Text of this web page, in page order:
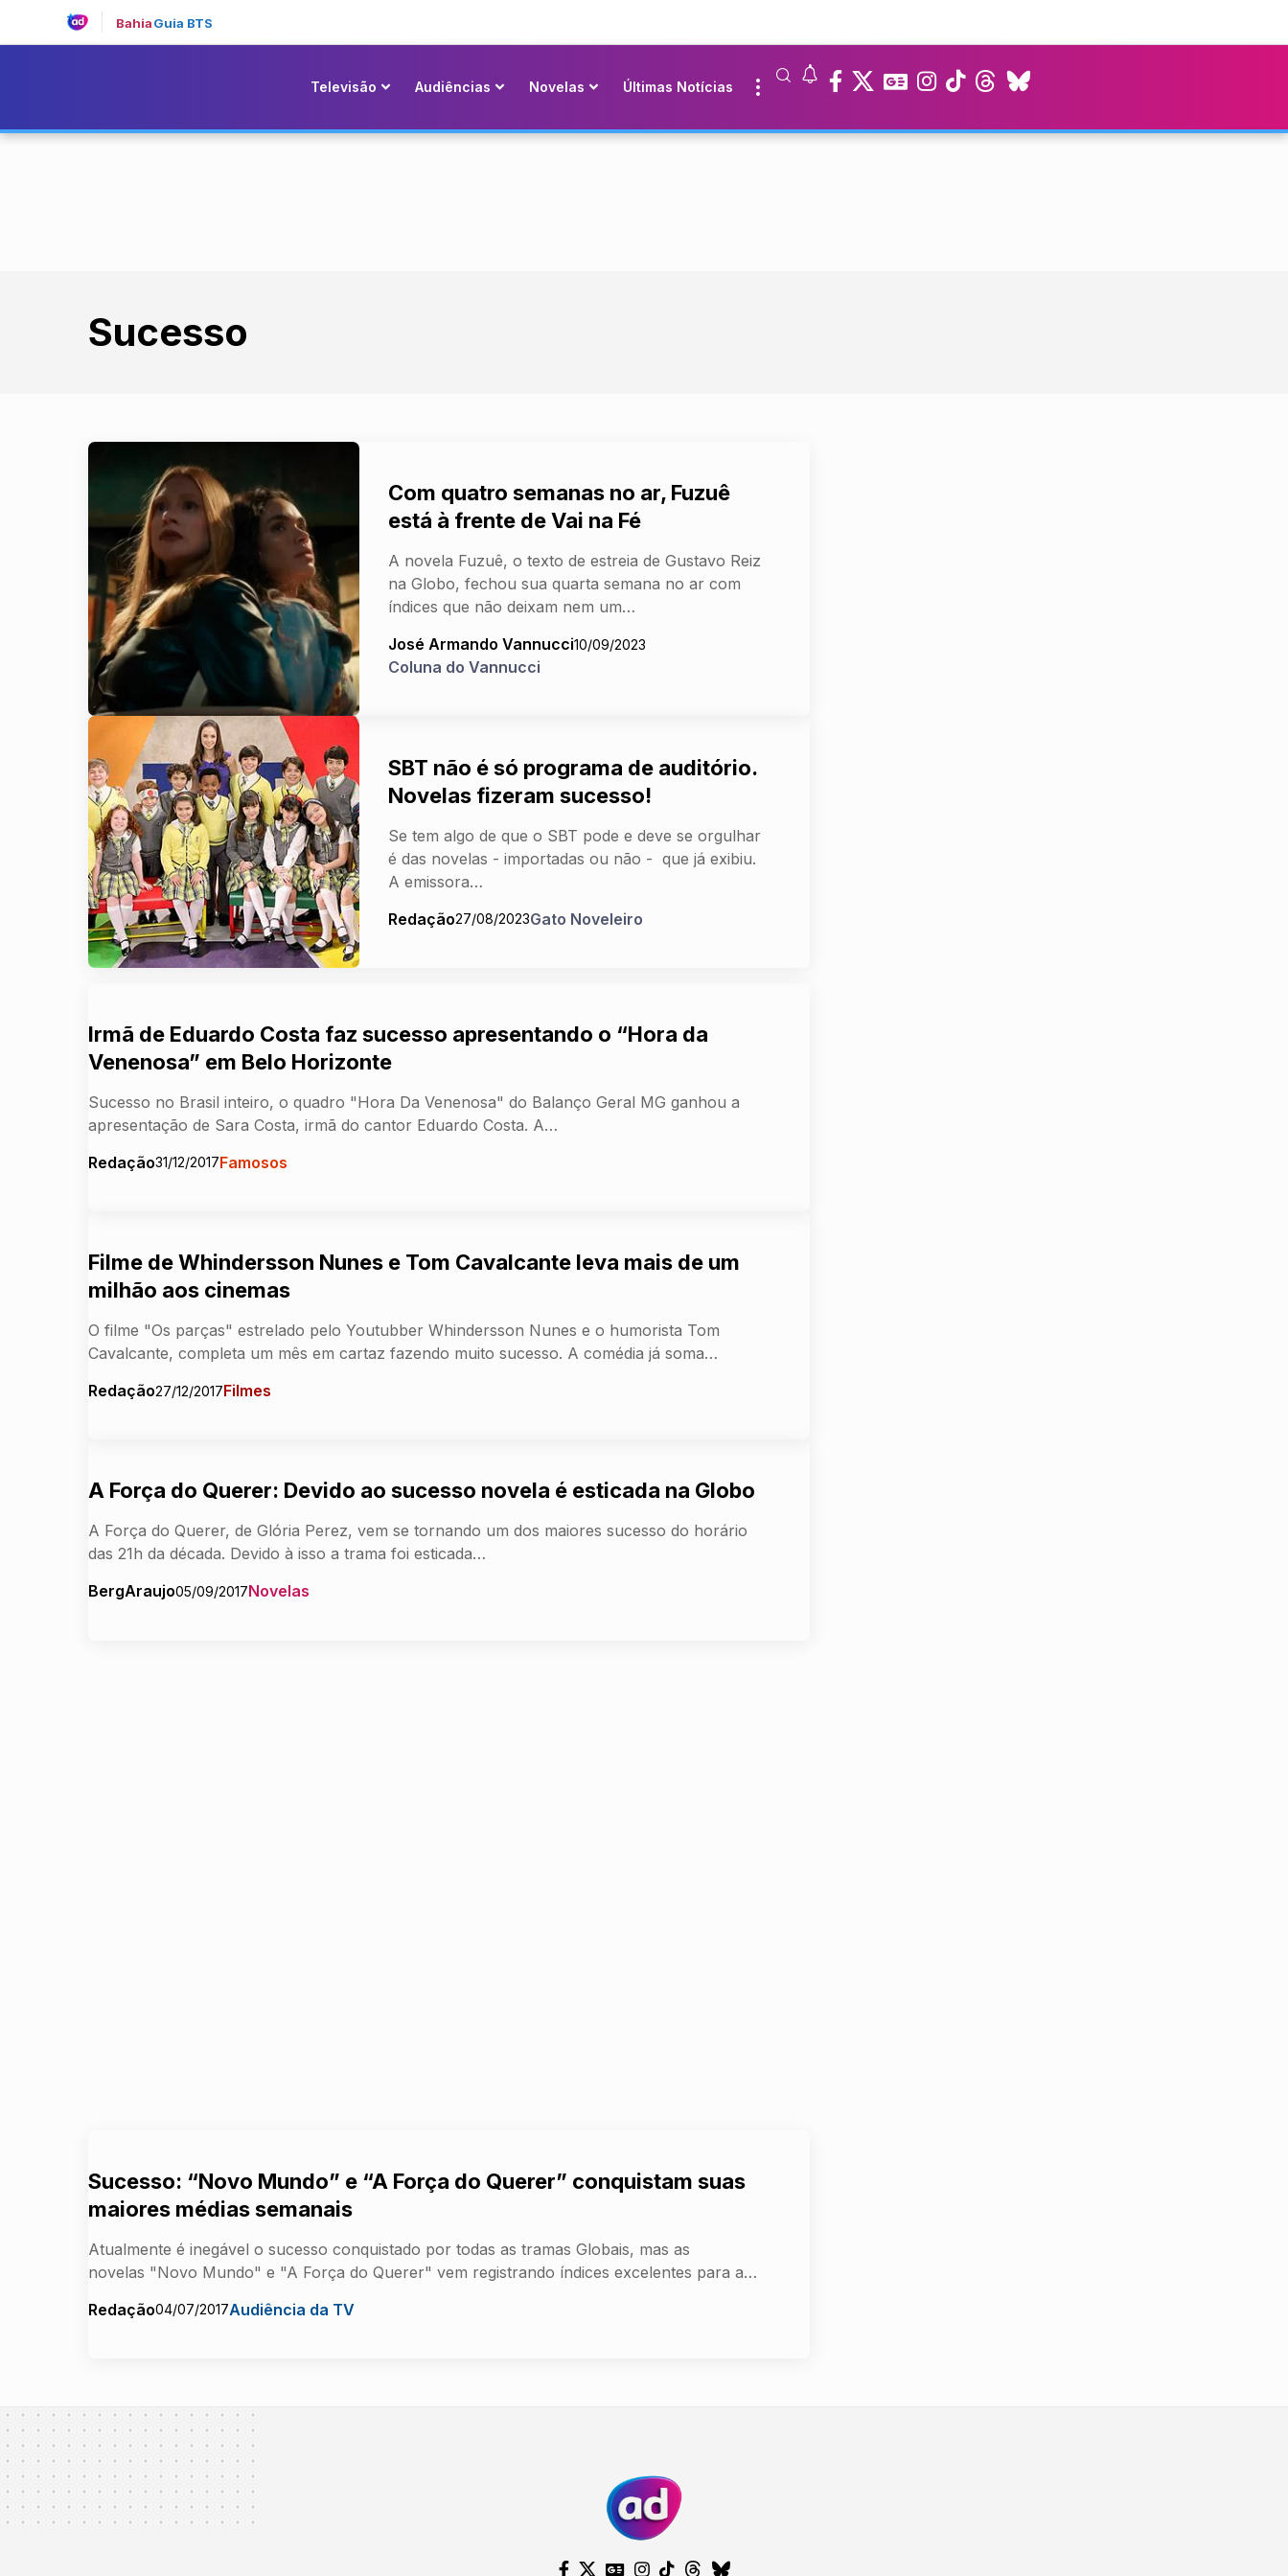
BahiaGuia BTS
Televisão Audiências Novelas Últimas Notícias
Sucesso
Com quatro semanas no ar, Fuzuê
está à frente de Vai na Fé
A novela Fuzuê, o texto de estreia de Gustavo Reiz
na Globo, fechou sua quarta semana no ar com
índices que não deixam nem um…
José Armando Vannucci10/09/2023
Coluna do Vannucci
SBT não é só programa de auditório.
Novelas fizeram sucesso!
Se tem algo de que o SBT pode e deve se orgulhar
é das novelas - importadas ou não - que já exibiu.
A emissora…
Redação27/08/2023Gato Noveleiro
Irmã de Eduardo Costa faz sucesso apresentando o “Hora da
Venenosa” em Belo Horizonte
Sucesso no Brasil inteiro, o quadro "Hora Da Venenosa" do Balanço Geral MG ganhou a
apresentação de Sara Costa, irmã do cantor Eduardo Costa. A…
Redação31/12/2017Famosos
Filme de Whindersson Nunes e Tom Cavalcante leva mais de um
milhão aos cinemas
O filme "Os parças" estrelado pelo Youtubber Whindersson Nunes e o humorista Tom
Cavalcante, completa um mês em cartaz fazendo muito sucesso. A comédia já soma…
Redação27/12/2017Filmes
A Força do Querer: Devido ao sucesso novela é esticada na Globo
A Força do Querer, de Glória Perez, vem se tornando um dos maiores sucesso do horário
das 21h da década. Devido à isso a trama foi esticada…
BergAraujo05/09/2017Novelas
Sucesso: “Novo Mundo” e “A Força do Querer” conquistam suas
maiores médias semanais
Atualmente é inegável o sucesso conquistado por todas as tramas Globais, mas as
novelas "Novo Mundo" e "A Força do Querer" vem registrando índices excelentes para a…
Redação04/07/2017Audiência da TV